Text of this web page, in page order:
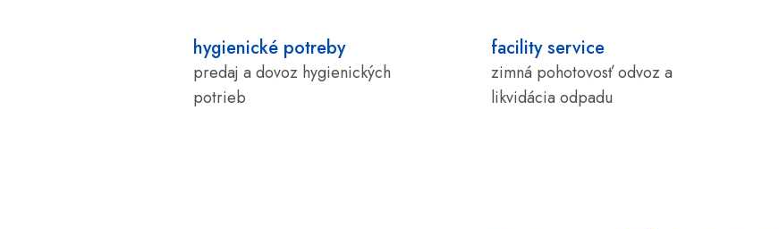
hygienické potreby
predaj a dovoz hygienických
potrieb
facility service
zimná pohotovosť odvoz a
likvidácia odpadu